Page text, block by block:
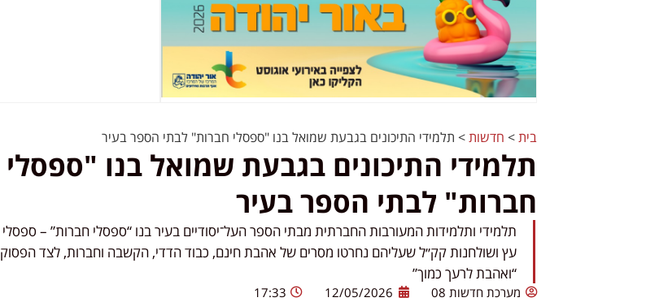
בית> חדשות> תלמידי התיכונים בגבעת שמואל בנו "ספסלי חברות" לבתי הספר בעיר
תלמידי התיכונים בגבעת שמואל בנו "ספסלי
חברות" לבתי הספר בעיר
תלמידי ותלמידות המעורבות החברתית מבתי הספר העל־יסודיים בעיר בנו “ספסלי חברות” – ספסלי
עץ ושולחנות קק״ל שעליהם נחרטו מסרים של אהבת חינם, כבוד הדדי, הקשבה וחברות, לצד הפסוק
“ואהבת לרעך כמוך”
מערכת חדשות 08 12/05/2026
17:33